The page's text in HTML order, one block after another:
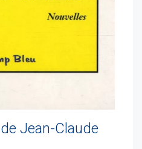
Jean-Claude